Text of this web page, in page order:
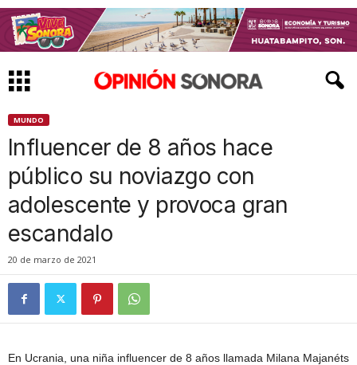
MUNDO
Influencer de 8 años hace
público su noviazgo con
adolescente y provoca gran
escandalo
20 de marzo de 2021
En Ucrania, una niña influencer de 8 años llamada Milana Majanéts